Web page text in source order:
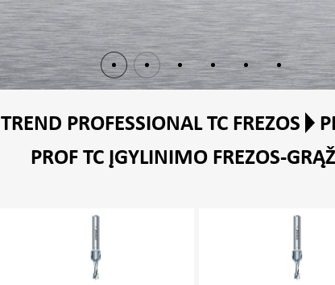
TREND PROFESSIONAL TC FREZOS
PROF TC ĮGYLINIMO FREZOS-